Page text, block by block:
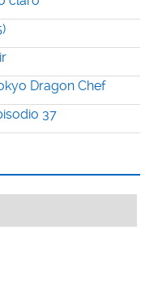
Dragon Chef
37